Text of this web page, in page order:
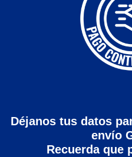
Déjanos tus datos
envío
Recuerda que